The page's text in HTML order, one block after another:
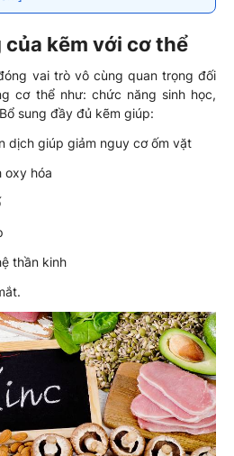
kẽm với cơ thể
vai trò vô cùng quan trọng đối
cơ thể như: chức năng sinh học,
sung đầy đủ kẽm giúp:
dịch giúp giảm nguy cơ ốm vặt
oxy hóa
thần kinh